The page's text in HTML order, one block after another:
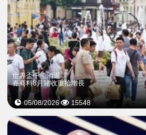
世界盃干擾消退
券商料8月賭收重拾增長
05/08/2026 15548